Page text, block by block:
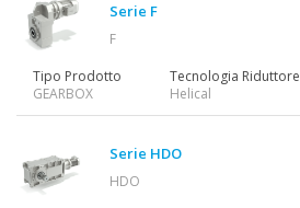
Serie F
F
Tipo Prodotto
GEARBOX
Tecnologia Riduttore
Helical
Serie HDO
HDO